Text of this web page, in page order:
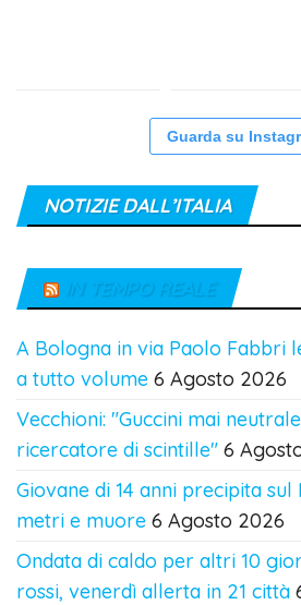
Guarda su
NOTIZIE DALL’ITALIA
IN TEMPO REALE
A Bologna in via Paolo Fabbri
a tutto volume 6 Agosto 2026
Vecchioni: "Guccini mai
ricercatore di scintille" 6
Giovane di 14 anni precipita
metri e muore 6 Agosto 2026
Ondata di caldo per altri 10
rossi, venerdì allerta in 21 città